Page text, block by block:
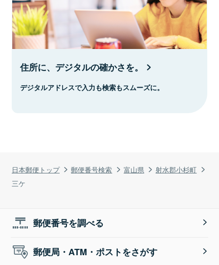
日本郵便トップ 郵便番号検索 富山県
射水郡小杉町
三ケ
住所に、デジタルの確かさを。
デジタルアドレスで入力も検索もスムーズに。
郵便番号を調べる
郵便局・ATM・ポストをさがす